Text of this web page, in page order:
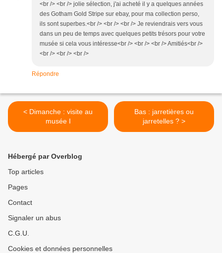
<br /> <br /> jolie sélection, j'ai acheté il y a quelques années
des Gotham Gold Stripe sur ebay, pour ma collection perso,
ils sont superbes.<br /> <br /> <br /> Je reviendrais vers vous
dans un peu de temps avec quelques petits trésors pour votre
musée si cela vous intéresse<br /> <br /> <br /> Amitiés<br />
<br /> <br /> <br />
Répondre
< Dimanche : visite au
musée I
Bas : jarretières ou
jarretelles ? >
Hébergé par Overblog
Top articles
Pages
Contact
Signaler un abus
C.G.U.
Cookies et données personnelles